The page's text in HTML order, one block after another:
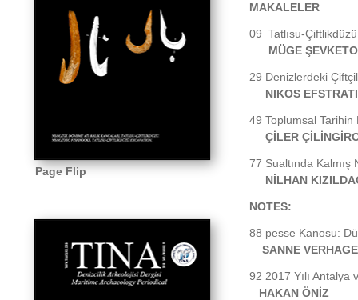
MAKALELER
09 Tatlısu-
MÜGE
29 Denizlerdeki
NIKOS
49 Toplumsal Tarihin
ÇİLER
77 Sualtında
NİLHAN
NOTES:
88 pesse Kanosu:
SANNE
92 2017 Yılı Antalya
HAKAN ÖNİZ
Page Flip